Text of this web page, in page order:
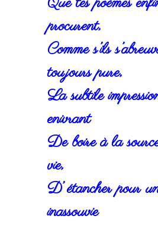
procurent,
Comme s’ils
toujours pure,
La subtile
enivrant
De boire à la
vie,
D’ étancher pour
inassouvie